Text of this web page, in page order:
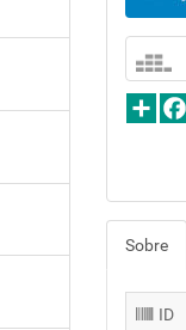
Sobre
ID